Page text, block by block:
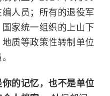
人员；所有的退役军
家统一组织的上山下
质等政策性转制单位
的记忆，也不是单位